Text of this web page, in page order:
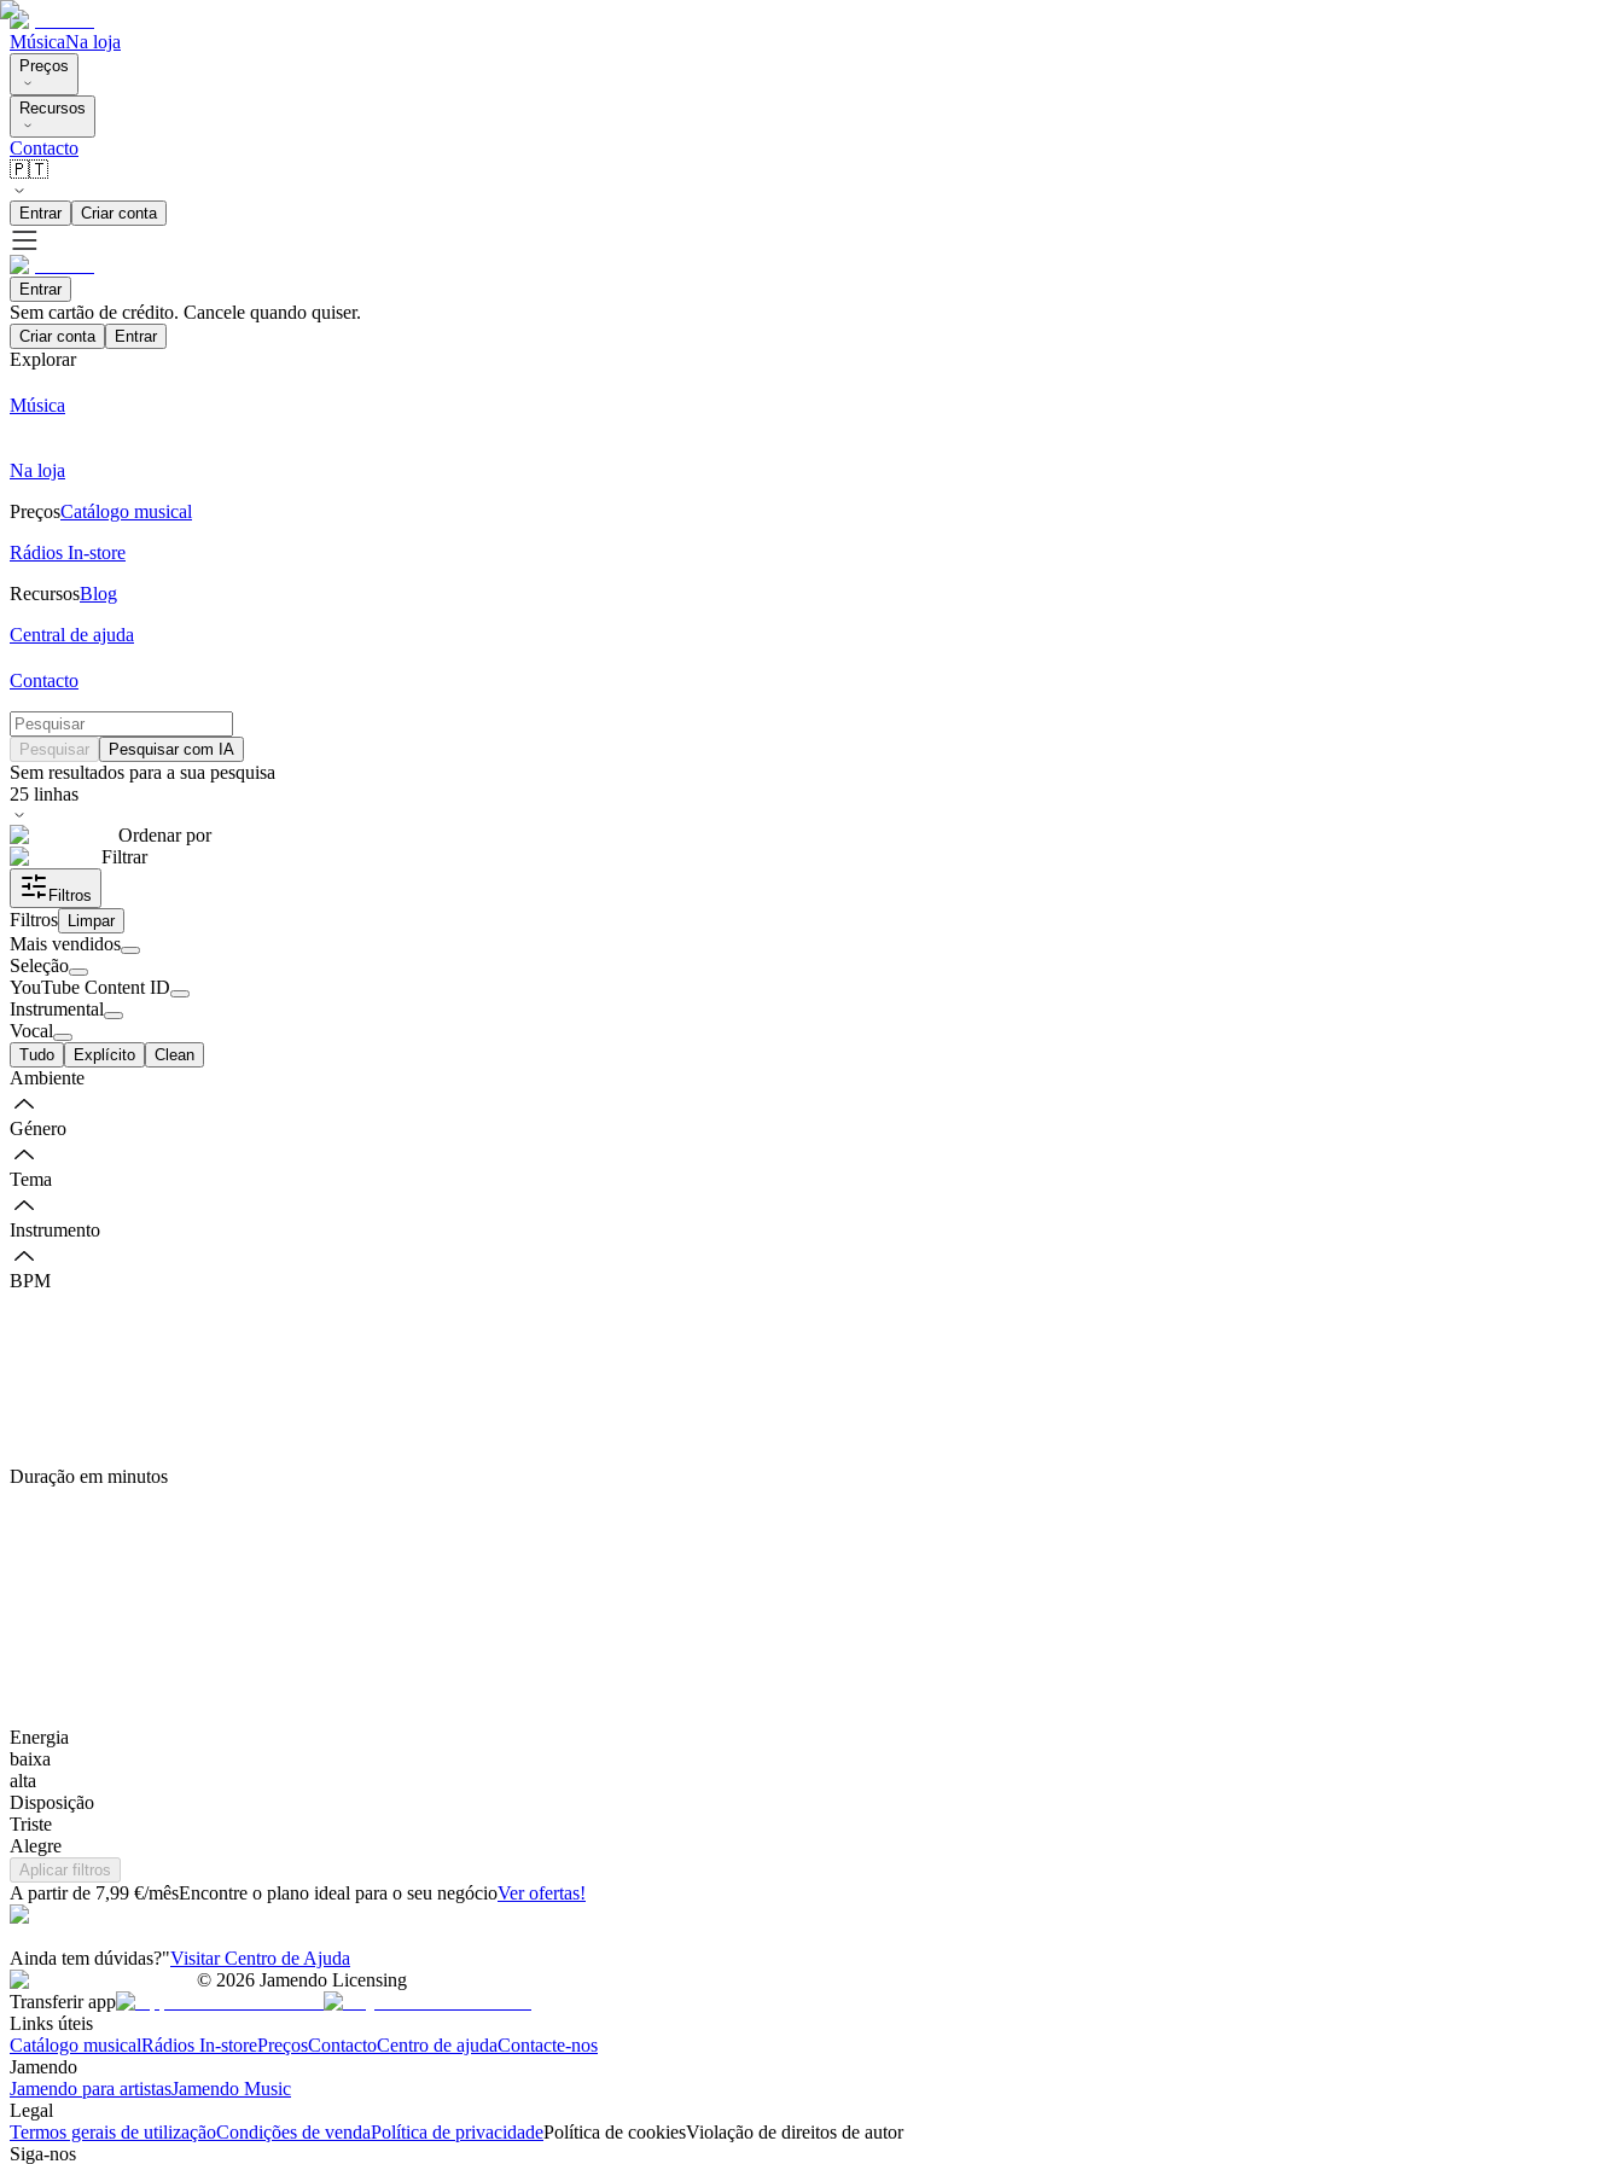
MúsicaNa loja
Preços
Recursos
Contacto
🇵🇹
Entrar Criar conta
Entrar
Sem cartão de crédito. Cancele quando quiser.
Criar conta Entrar
Explorar
Música
Na loja
PreçosCatálogo musical
Rádios In-store
RecursosBlog
Central de ajuda
Contacto
Pesquisar Pesquisar com IA
Sem resultados para a sua pesquisa
25 linhas
Ordenar por
Filtrar
Filtros
Filtros Limpar
Mais vendidos
Seleção
YouTube Content ID
Instrumental
Vocal
Tudo Explícito Clean
Ambiente
Género
Tema
Instrumento
BPM
Duração em minutos
Energia
baixa
alta
Disposição
Triste
Alegre
Aplicar filtros
A partir de 7,99 €/mêsEncontre o plano ideal para o seu negócioVer ofertas!
Ainda tem dúvidas?"Visitar Centro de Ajuda
© 2026 Jamendo Licensing
Transferir app
Links úteis
Catálogo musicalRádios In-storePreçosContactoCentro de ajudaContacte-nos
Jamendo
Jamendo para artistasJamendo Music
Legal
Termos gerais de utilizaçãoCondições de vendaPolítica de privacidadePolítica de cookiesViolação de direitos de autor
Siga-nos